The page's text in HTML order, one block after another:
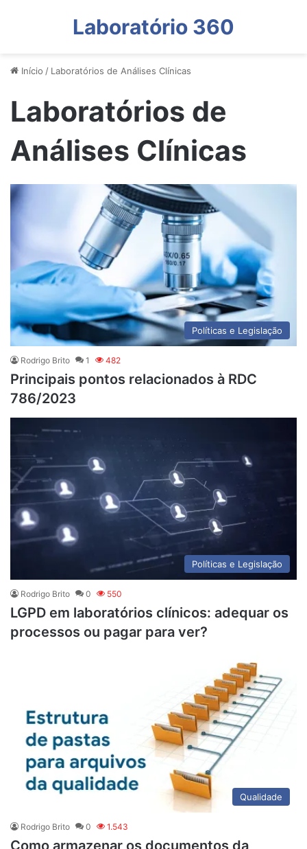
Laboratório 360
Início / Laboratórios de Análises Clínicas
Laboratórios de
Análises Clínicas
Políticas e Legislação
Rodrigo Brito 1 482
Principais pontos relacionados à RDC
786/2023
Políticas e Legislação
Rodrigo Brito 0 550
LGPD em laboratórios clínicos: adequar os
processos ou pagar para ver?
Qualidade
Rodrigo Brito 0 1.543